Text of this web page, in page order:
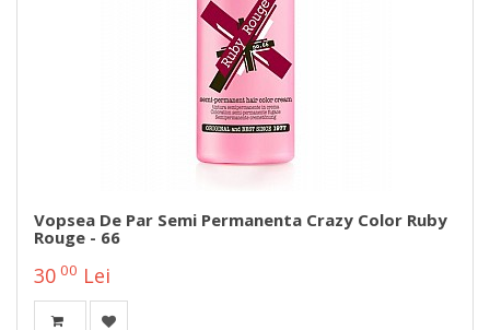
Vopsea De Par Semi Permanenta Crazy Color Ruby
Rouge - 66
30 00 Lei